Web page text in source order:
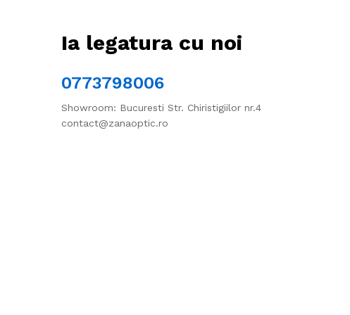
Ia legatura cu noi
0773798006
Showroom: Bucuresti Str. Chiristigiilor nr.4
contact@zanaoptic.ro